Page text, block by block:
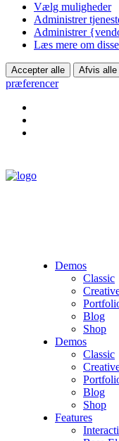
Vælg muligheder
Administrer
Administrer
Læs mere om
Accepter alle Afvis alle
præferencer
Demos
Classic
Blog
Shop
Demos
Classic
Blog
Shop
Features